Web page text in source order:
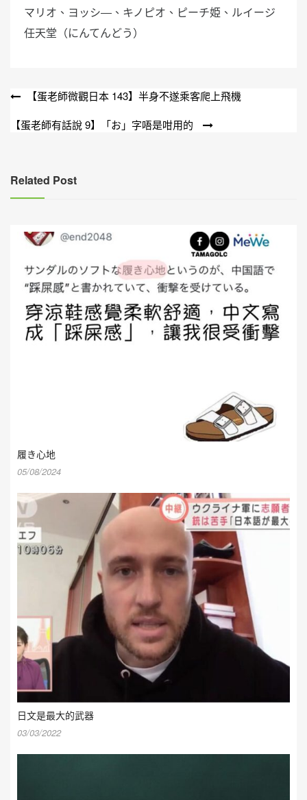
マリオ、ヨッシ―、キノピオ、ピーチ姫、ルイージ
任天堂（にんてんどう）
文
章
【蛋老師微觀日本 143】半身不遂乘客爬上飛機
【蛋老師有話說 9】「お」字唔是咁用的
Related Post
履き心地
05/08/2024
日文是最大的武器
03/03/2022